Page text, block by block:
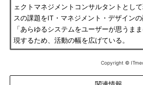
ェクトマネジメントコンサルタントとし
スの課題をIT・マネジメント・デザイン
「あらゆるシステムをユーザーが思うま
現するため、活動の幅を広げている。
Copyright ©